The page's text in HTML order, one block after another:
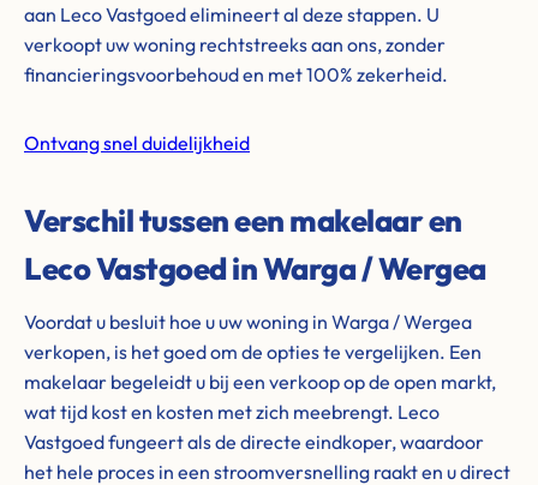
aan Leco Vastgoed elimineert al deze stappen. U
verkoopt uw woning rechtstreeks aan ons, zonder
financieringsvoorbehoud en met 100% zekerheid.
Ontvang snel duidelijkheid
Verschil tussen een makelaar en
Leco Vastgoed in Warga / Wergea
Voordat u besluit hoe u uw woning in Warga / Wergea
verkopen, is het goed om de opties te vergelijken. Een
makelaar begeleidt u bij een verkoop op de open markt,
wat tijd kost en kosten met zich meebrengt. Leco
Vastgoed fungeert als de directe eindkoper, waardoor
het hele proces in een stroomversnelling raakt en u direct